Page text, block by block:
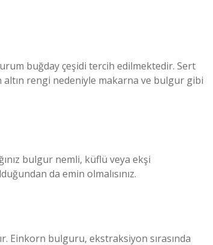
buğday çeşidi tercih edilmektedir. Sert
rengi nedeniyle makarna ve bulgur gibi
bulgur nemli, küflü veya ekşi
da emin olmalısınız.
Einkorn bulguru, ekstraksiyon sırasında